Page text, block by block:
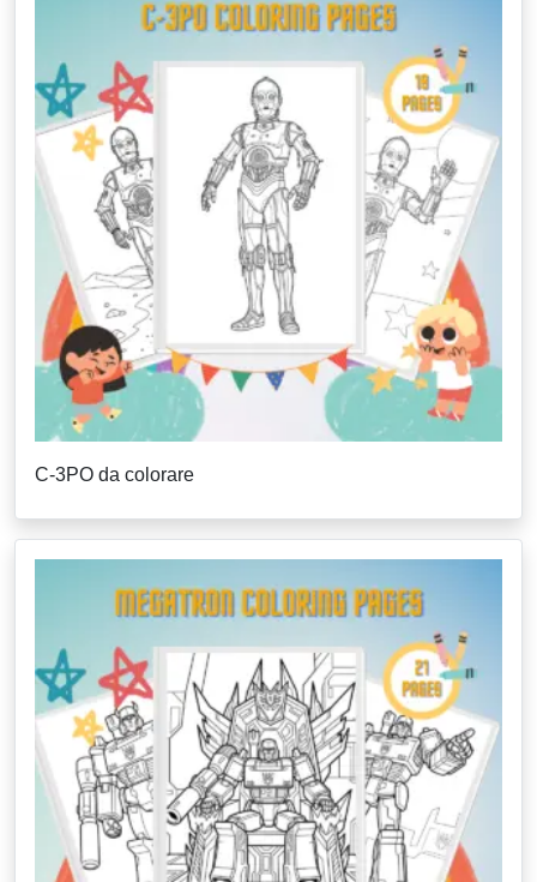
C-3PO da colorare